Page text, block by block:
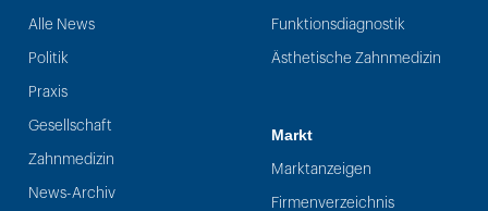
Alle News
Politik
Praxis
Gesellschaft
Zahnmedizin
News-Archiv
Funktionsdiagnostik
Ästhetische Zahnmedizin
Markt
Marktanzeigen
Firmenverzeichnis